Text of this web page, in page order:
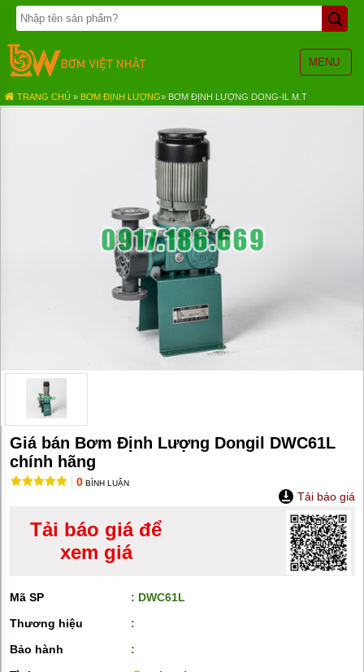
MENU
TRANG
CHỦ
BƠM
BÁNH
BƠM
TĂNG
ÁP
BƠM
MÁY
HÚT
PHUY
TRANG CHỦ » BƠM ĐỊNH LƯỢNG» BƠM ĐỊNH LƯỢNG DONG-IL M.T
Giá bán Bơm Định Lượng Dongil DWC61L
chính hãng
0 BÌNH LUẬN
Tải báo giá
Tải báo giá để
xem giá
Mã SP
: DWC61L
Thương hiệu
:
Bảo hành
: